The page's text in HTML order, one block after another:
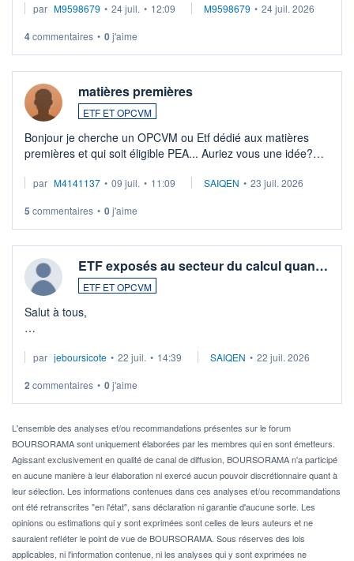
veux procéder à la vente, on me signale ...
par M9598679 • 24 juil. • 12:09 M9598679 • 24 juil. 2026
4commentaires • 0j'aime
matières premières
ETF ET OPCVM
Bonjour je cherche un OPCVM ou Etf dédié aux matières
premières et qui soit éligible PEA... Auriez vous une idée?
par M4141137 • 09 juil. • 11:09 SAIQEN • 23 juil. 2026
5 commentaires • 0j'aime
ETF exposés au secteur du calcul quan…
ETF ET OPCVM
Salut à tous,
via un ETF plutôt que des actions individuelles.
Idéalement, je voudrais qu'il soit éligible au PEA.
Pour l' ...
par jeboursicote • 22 juil. • 14:39 SAIQEN • 22 juil. 2026
2 commentaires • 0j'aime
L'ensemble des analyses et/ou recommandations présentes sur le forum
BOURSORAMA sont uniquement élaborées par les membres qui en sont émetteurs.
Agissant exclusivement en qualité de canal de diffusion, BOURSORAMA n'a participé
en aucune manière à leur élaboration ni exercé aucun pouvoir discrétionnaire quant à
leur sélection. Les informations contenues dans ces analyses et/ou recommandations
ont été retranscrites "en l'état", sans déclaration ni garantie d'aucune sorte. Les
opinions ou estimations qui y sont exprimées sont celles de leurs auteurs et ne
sauraient refléter le point de vue de BOURSORAMA. Sous réserves des lois
applicables, ni l'information contenue, ni les analyses qui y sont exprimées ne